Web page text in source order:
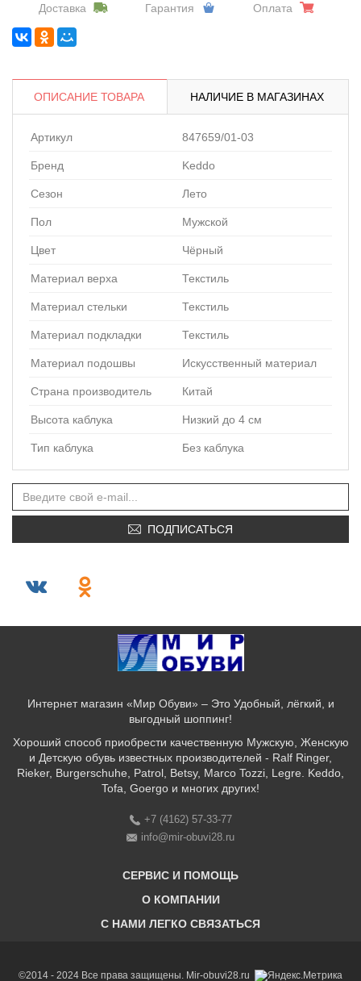
Доставка Гарантия Оплата
ОПИСАНИЕ ТОВАРА НАЛИЧИЕ В МАГАЗИНАХ
Артикул 847659/01-03
Бренд Keddo
Сезон Лето
Пол Мужской
Цвет Чёрный
Материал верха Текстиль
Материал стельки Текстиль
Материал подкладки Текстиль
Материал подошвы Искусственный материал
Страна производитель Китай
Высота каблука Низкий до 4 см
Тип каблука Без каблука
ПОДПИСАТЬСЯ
Интернет магазин «Мир Обуви» – Это Удобный, лёгкий, и
выгодный шоппинг!
Хороший способ приобрести качественную Мужскую, Женскую
и Детскую обувь известных производителей - Ralf Ringer,
Rieker, Burgerschuhe, Patrol, Betsy, Marco Tozzi, Legre. Keddo,
Tofa, Goergo и многих других!
+7 (4162) 57-33-77
info@mir-obuvi28.ru
СЕРВИС И ПОМОЩЬ
Бонусная программа
О КОМПАНИИ
C НАМИ ЛЕГКО СВЯЗАТЬСЯ
©2014 - 2024 Все права защищены. Mir-obuvi28.ru